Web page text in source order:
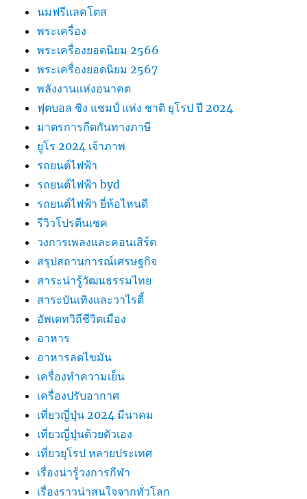
นมฟรีแลคโตส
พระเครื่อง
พระเครื่องยอดนิยม 2566
พระเครื่องยอดนิยม 2567
พลังงานแห่งอนาคต
ฟุตบอล ชิง แชมป์ แห่ง ชาติ ยุโรป ปี 2024
มาตรการกีดกันทางภาษี
ยูโร 2024 เจ้าภาพ
รถยนต์ไฟฟ้า
รถยนต์ไฟฟ้า byd
รถยนต์ไฟฟ้า ยี่ห้อไหนดี
รีวิวโปรตีนเชค
วงการเพลงและคอนเสิร์ต
สรุปสถานการณ์เศรษฐกิจ
สาระน่ารู้วัฒนธรรมไทย
สาระบันเทิงและวาไรตี้
อัพเดทวิถีชีวิตเมือง
อาหาร
อาหารลดไขมัน
เครื่องทำความเย็น
เครื่องปรับอากาศ
เที่ยวญี่ปุ่น 2024 มีนาคม
เที่ยวญี่ปุ่นด้วยตัวเอง
เที่ยวยุโรป หลายประเทศ
เรื่องน่ารู้วงการกีฬา
เรื่องราวน่าสนใจจากทั่วโลก